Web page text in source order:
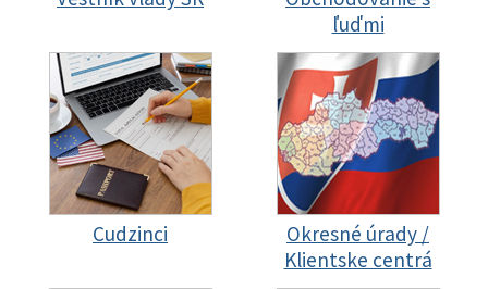
ľuďmi
Cudzinci
Okresné úrady /
Klientske centrá